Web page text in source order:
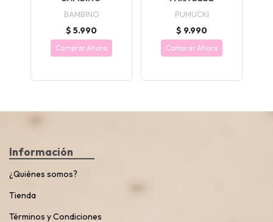
BAMBINO
$ 5.990
Comprar Ahora
PUMUCKI
$ 9.990
Comprar Ahora
Información
¿Quiénes somos?
Tienda
Términos y Condiciones